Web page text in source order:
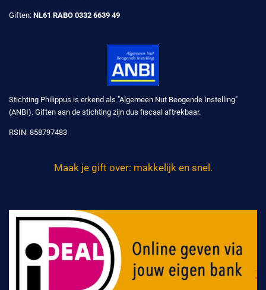
Giften: NL61 RABO 0332 6639 49
Stichting Philippus is erkend als "Algemeen Nut Beogende Instelling"
(ANBI). Giften aan de stichting zijn dus fiscaal aftrekbaar.
RSIN: 858797483
Maak je gift over: makkelijk en snel.